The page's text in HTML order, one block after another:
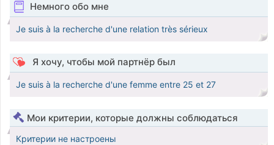
Немного обо мне
Je suis à la recherche d'une relation très sérieux
Я хочу, чтобы мой партнёр был
Je suis à la recherche d'une femme entre 25 et 27
Мои критерии, которые должны соблюдаться
Критерии не настроены